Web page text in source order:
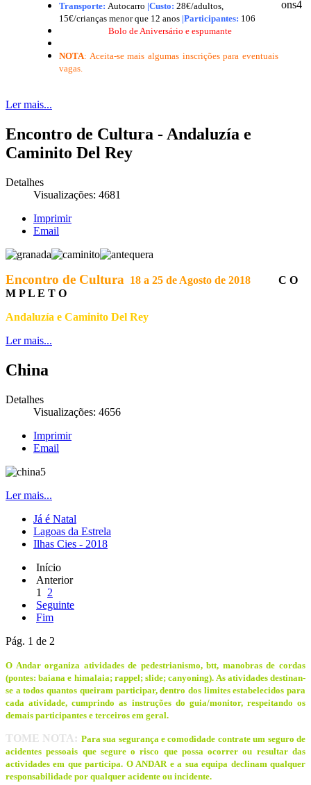
Transporte: Autocarro |Custo: 28€/adultos,
15€/crianças menor que 12 anos |Participantes: 106
Bolo de Aniversário e espumante
NOTA: Aceita-se mais algumas inscrições para eventuais
vagas.
Ler mais...
Encontro de Cultura - Andaluzía e
Caminito Del Rey
Detalhes
Visualizações: 4681
Imprimir
Email
Encontro de Cultura 18 a 25 de Agosto de 2018 C O
M P L E T O
Andaluzía e Caminito Del Rey
Ler mais...
China
Detalhes
Visualizações: 4656
Imprimir
Email
Ler mais...
Já é Natal
Lagoas da Estrela
Ilhas Cies - 2018
Início
Anterior
1
2
Seguinte
Fim
Pág. 1 de 2
O Andar organiza atividades de pedestrianismo, btt, manobras de cordas
(pontes: baiana e himalaia; rappel; slide; canyoning). As atividades destinan-
se a todos quantos queiram participar, dentro dos limites estabelecidos para
cada atividade, cumprindo as instruções do guia/monitor, respeitando os
demais participantes e terceiros em geral.
TOME NOTA: Para sua segurança e comodidade contrate um seguro de
acidentes pessoais que segure o risco que possa ocorrer ou resultar das
actividades em que participa. O ANDAR e a sua equipa declinam qualquer
responsabilidade por qualquer acidente ou incidente.